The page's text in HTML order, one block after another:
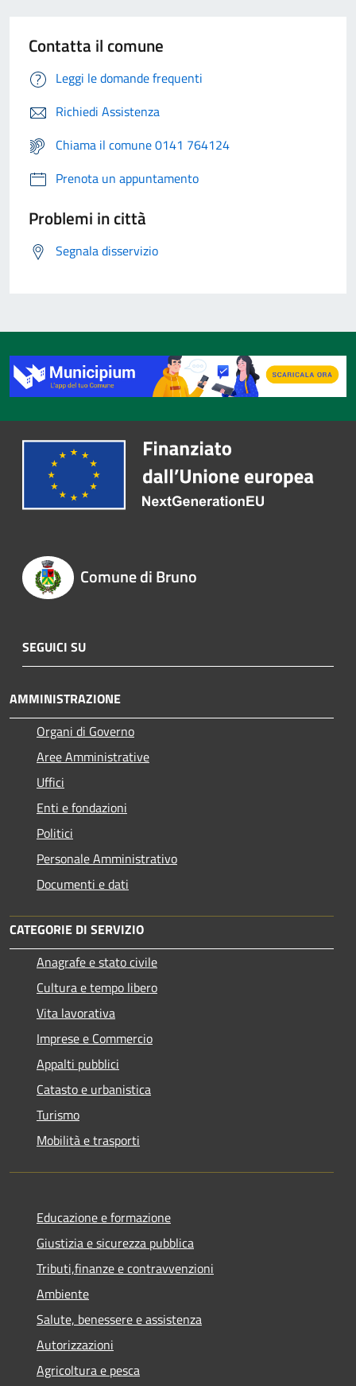
Contatta il comune
Leggi le domande frequenti
Richiedi Assistenza
Chiama il comune 0141 764124
Prenota un appuntamento
Problemi in città
Segnala disservizio
Comune di Bruno
SEGUICI SU
AMMINISTRAZIONE
Organi di Governo
Aree Amministrative
Uffici
Enti e fondazioni
Politici
Personale Amministrativo
Documenti e dati
CATEGORIE DI SERVIZIO
Anagrafe e stato civile
Cultura e tempo libero
Vita lavorativa
Imprese e Commercio
Appalti pubblici
Catasto e urbanistica
Turismo
Mobilità e trasporti
Educazione e formazione
Giustizia e sicurezza pubblica
Tributi,finanze e contravvenzioni
Ambiente
Salute, benessere e assistenza
Autorizzazioni
Agricoltura e pesca